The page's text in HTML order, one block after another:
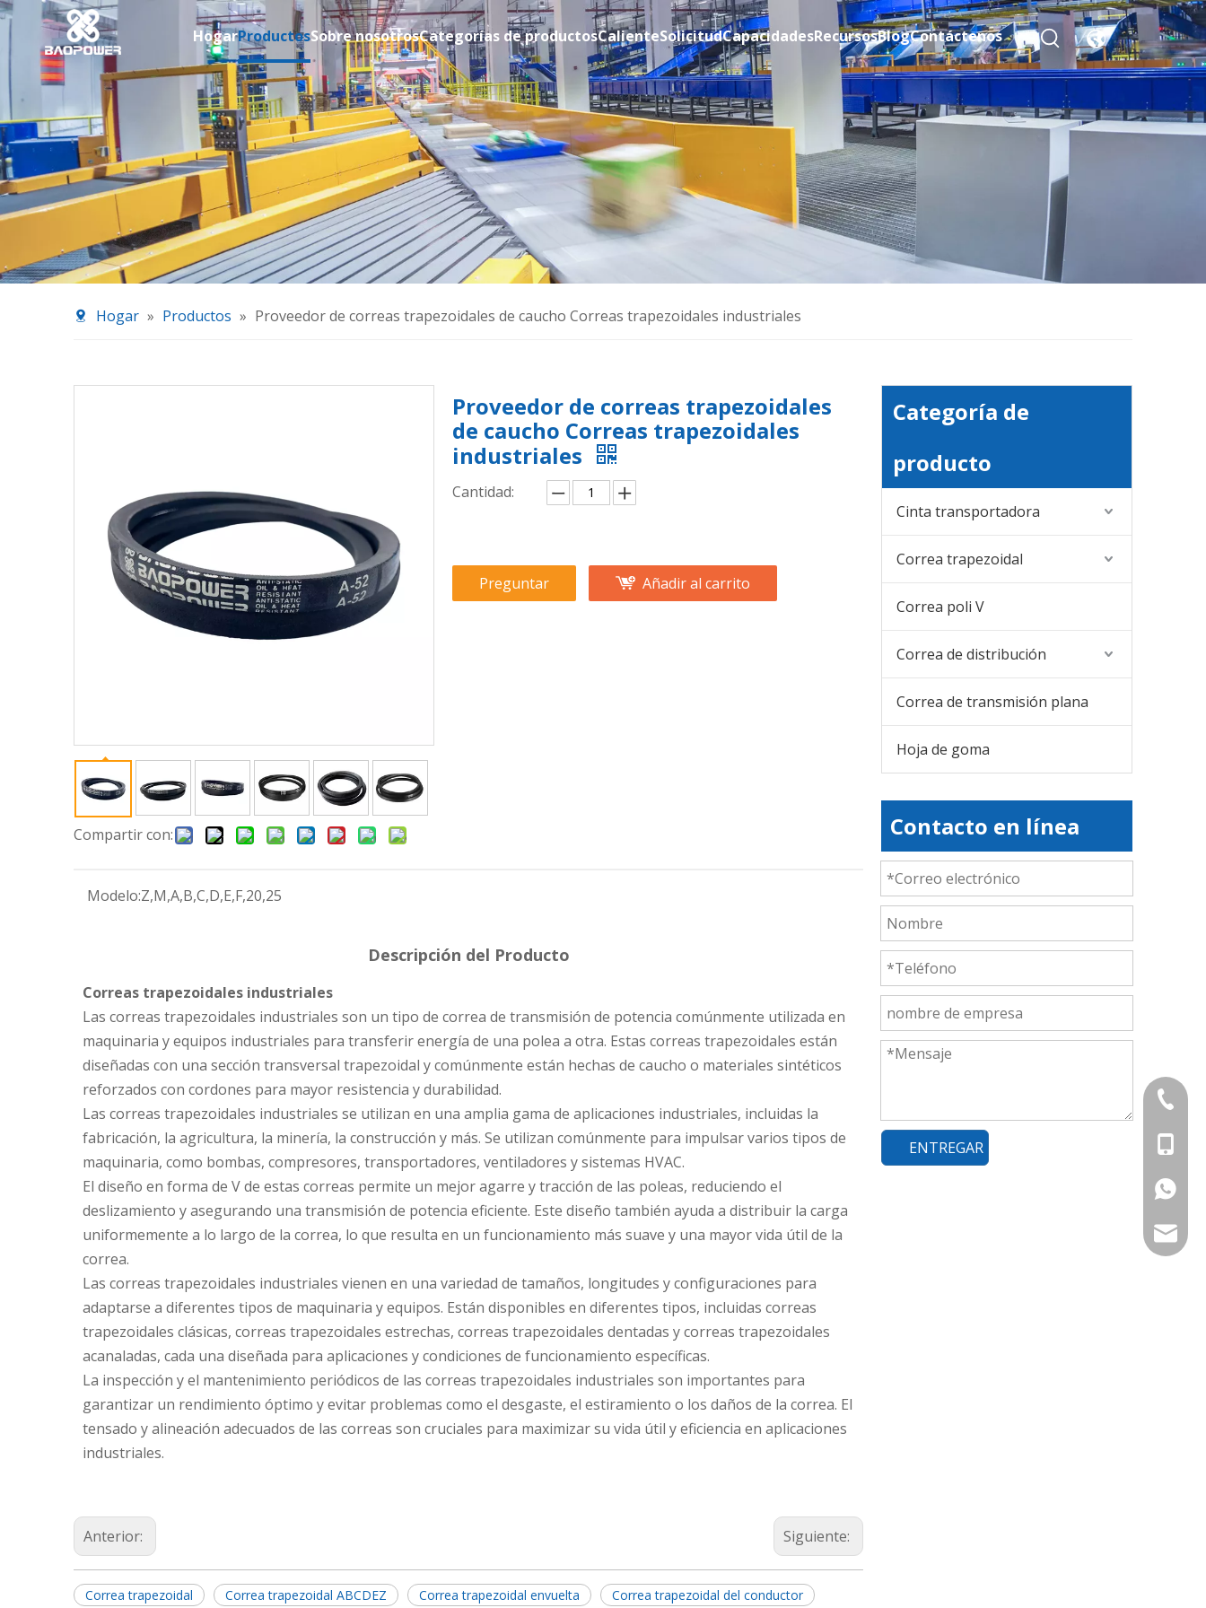
HogarProductosSobre nosotrosCategorías de productosCalienteSolicitudCapacidadesRecursosBlogContáctenos
Hogar » Productos » Proveedor de correas trapezoidales de caucho Correas trapezoidales industriales
Compartir con:
Proveedor de correas trapezoidales
de caucho Correas trapezoidales
industriales
Cantidad:
Preguntar Añadir al carrito
Modelo:Z,M,A,B,C,D,E,F,20,25
Descripción del Producto
Correas trapezoidales industriales
Las correas trapezoidales industriales son un tipo de correa de transmisión de potencia comúnmente utilizada en
maquinaria y equipos industriales para transferir energía de una polea a otra. Estas correas trapezoidales están
diseñadas con una sección transversal trapezoidal y comúnmente están hechas de caucho o materiales sintéticos
reforzados con cordones para mayor resistencia y durabilidad.
Las correas trapezoidales industriales se utilizan en una amplia gama de aplicaciones industriales, incluidas la
fabricación, la agricultura, la minería, la construcción y más. Se utilizan comúnmente para impulsar varios tipos de
maquinaria, como bombas, compresores, transportadores, ventiladores y sistemas HVAC.
El diseño en forma de V de estas correas permite un mejor agarre y tracción de las poleas, reduciendo el
deslizamiento y asegurando una transmisión de potencia eficiente. Este diseño también ayuda a distribuir la carga
uniformemente a lo largo de la correa, lo que resulta en un funcionamiento más suave y una mayor vida útil de la
correa.
Las correas trapezoidales industriales vienen en una variedad de tamaños, longitudes y configuraciones para
adaptarse a diferentes tipos de maquinaria y equipos. Están disponibles en diferentes tipos, incluidas correas
trapezoidales clásicas, correas trapezoidales estrechas, correas trapezoidales dentadas y correas trapezoidales
acanaladas, cada una diseñada para aplicaciones y condiciones de funcionamiento específicas.
La inspección y el mantenimiento periódicos de las correas trapezoidales industriales son importantes para
garantizar un rendimiento óptimo y evitar problemas como el desgaste, el estiramiento o los daños de la correa. El
tensado y alineación adecuados de las correas son cruciales para maximizar su vida útil y eficiencia en aplicaciones
industriales.
Anterior: Siguiente:
Correa trapezoidal Correa trapezoidal ABCDEZ Correa trapezoidal envuelta Correa trapezoidal del conductor
Categoría de
producto
Cinta transportadora
Correa trapezoidal
Correa poli V
Correa de distribución
Correa de transmisión plana
Hoja de goma
Contacto en línea
ENTREGAR
+86-
+86-